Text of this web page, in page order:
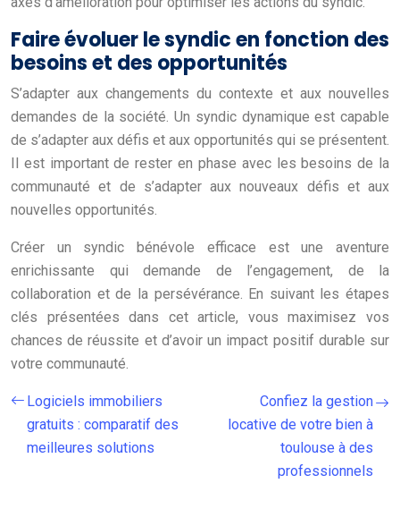
Faire évoluer le syndic en fonction des
besoins et des opportunités
S’adapter aux changements du contexte et aux nouvelles
demandes de la société. Un syndic dynamique est capable
de s’adapter aux défis et aux opportunités qui se présentent.
Il est important de rester en phase avec les besoins de la
communauté et de s’adapter aux nouveaux défis et aux
nouvelles opportunités.
Créer un syndic bénévole efficace est une aventure
enrichissante qui demande de l’engagement, de la
collaboration et de la persévérance. En suivant les étapes
clés présentées dans cet article, vous maximisez vos
chances de réussite et d’avoir un impact positif durable sur
votre communauté.
Logiciels immobiliers
gratuits : comparatif des
meilleures solutions
Confiez la gestion
locative de votre bien à
toulouse à des
professionnels